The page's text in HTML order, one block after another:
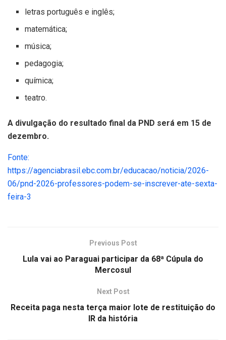
letras português e inglês;
matemática;
música;
pedagogia;
química;
teatro.
A divulgação do resultado final da PND será em 15 de
dezembro.
Fonte:
https://agenciabrasil.ebc.com.br/educacao/noticia/2026-
06/pnd-2026-professores-podem-se-inscrever-ate-sexta-
feira-3
Previous Post
Lula vai ao Paraguai participar da 68ª Cúpula do
Mercosul
Next Post
Receita paga nesta terça maior lote de restituição do
IR da história